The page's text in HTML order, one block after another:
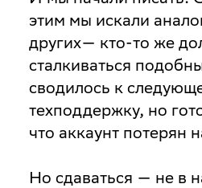
этим мы искали
других— кто-то же
сталкиваться
сводилось к
техподдержку, но
что аккаунт потерян
Но сдаваться — не в